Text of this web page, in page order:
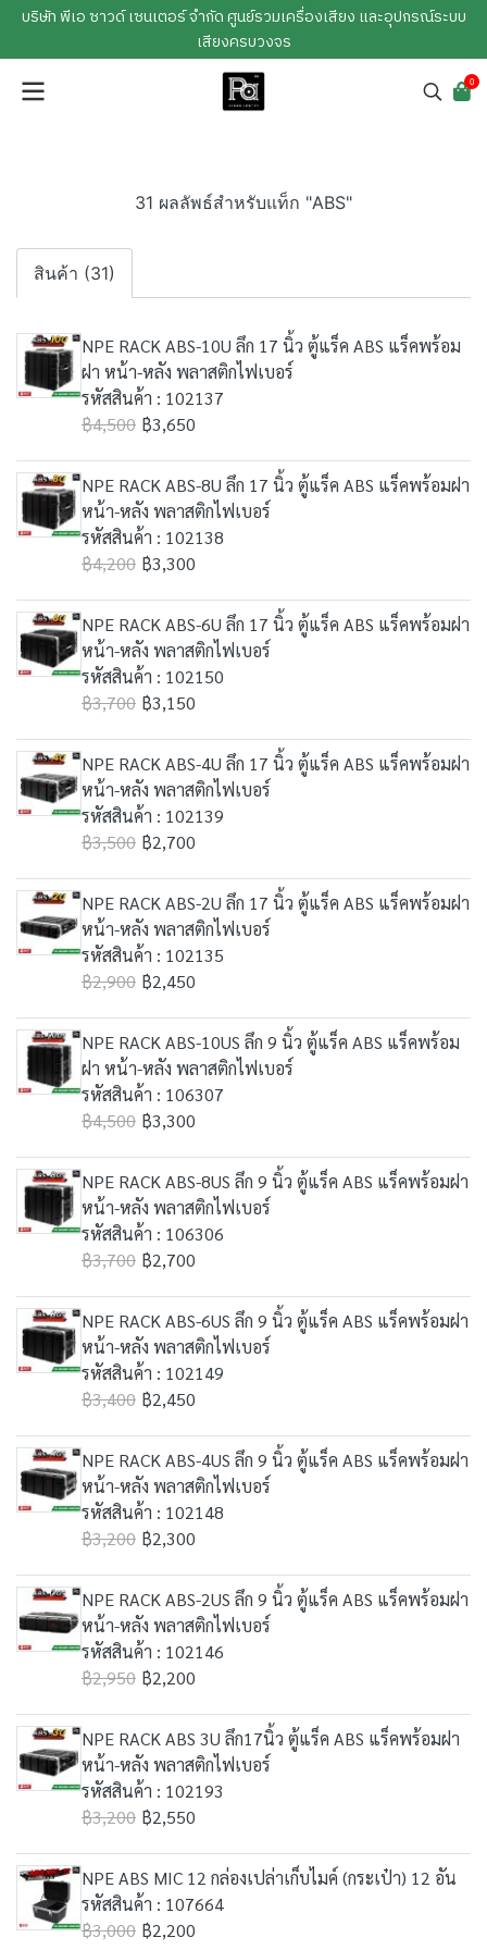
บริษัท พีเอ ซาวด์ เซนเตอร์ จำกัด ศูนย์รวมเครื่องเสียง และอุปกรณ์ระบบ
เสียงครบวงจร
0
31 ผลลัพธ์สำหรับแท็ก "ABS"
สินค้า (31)
NPE RACK ABS-10U ลึก 17 นิ้ว ตู้แร็ค ABS แร็คพร้อม
ฝา หน้า-หลัง พลาสติกไฟเบอร์
รหัสสินค้า : 102137
฿4,500 ฿3,650
NPE RACK ABS-8U ลึก 17 นิ้ว ตู้แร็ค ABS แร็คพร้อมฝา
หน้า-หลัง พลาสติกไฟเบอร์
รหัสสินค้า : 102138
฿4,200 ฿3,300
NPE RACK ABS-6U ลึก 17 นิ้ว ตู้แร็ค ABS แร็คพร้อมฝา
หน้า-หลัง พลาสติกไฟเบอร์
รหัสสินค้า : 102150
฿3,700 ฿3,150
NPE RACK ABS-4U ลึก 17 นิ้ว ตู้แร็ค ABS แร็คพร้อมฝา
หน้า-หลัง พลาสติกไฟเบอร์
รหัสสินค้า : 102139
฿3,500 ฿2,700
NPE RACK ABS-2U ลึก 17 นิ้ว ตู้แร็ค ABS แร็คพร้อมฝา
หน้า-หลัง พลาสติกไฟเบอร์
รหัสสินค้า : 102135
฿2,900 ฿2,450
NPE RACK ABS-10US ลึก 9 นิ้ว ตู้แร็ค ABS แร็คพร้อม
ฝา หน้า-หลัง พลาสติกไฟเบอร์
รหัสสินค้า : 106307
฿4,500 ฿3,300
NPE RACK ABS-8US ลึก 9 นิ้ว ตู้แร็ค ABS แร็คพร้อมฝา
หน้า-หลัง พลาสติกไฟเบอร์
รหัสสินค้า : 106306
฿3,700 ฿2,700
NPE RACK ABS-6US ลึก 9 นิ้ว ตู้แร็ค ABS แร็คพร้อมฝา
หน้า-หลัง พลาสติกไฟเบอร์
รหัสสินค้า : 102149
฿3,400 ฿2,450
NPE RACK ABS-4US ลึก 9 นิ้ว ตู้แร็ค ABS แร็คพร้อมฝา
หน้า-หลัง พลาสติกไฟเบอร์
รหัสสินค้า : 102148
฿3,200 ฿2,300
NPE RACK ABS-2US ลึก 9 นิ้ว ตู้แร็ค ABS แร็คพร้อมฝา
หน้า-หลัง พลาสติกไฟเบอร์
รหัสสินค้า : 102146
฿2,950 ฿2,200
NPE RACK ABS 3U ลึก17นิ้ว ตู้แร็ค ABS แร็คพร้อมฝา
หน้า-หลัง พลาสติกไฟเบอร์
รหัสสินค้า : 102193
฿3,200 ฿2,550
NPE ABS MIC 12 กล่องเปล่าเก็บไมค์ (กระเป๋า) 12 อัน
รหัสสินค้า : 107664
฿3,000 ฿2,200